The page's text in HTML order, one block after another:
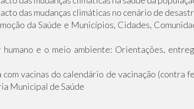
das mudanças climáticas no cenário de
da Saúde e Municípios, Cidades,
humano e o meio ambiente: Orientações,
vacinas do calendário de vacinação
Municipal de Saúde